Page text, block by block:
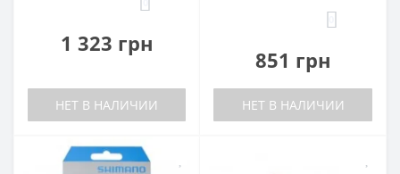
1 323 грн
НЕТ В НАЛИЧИИ
851 грн
НЕТ В НАЛИЧИИ